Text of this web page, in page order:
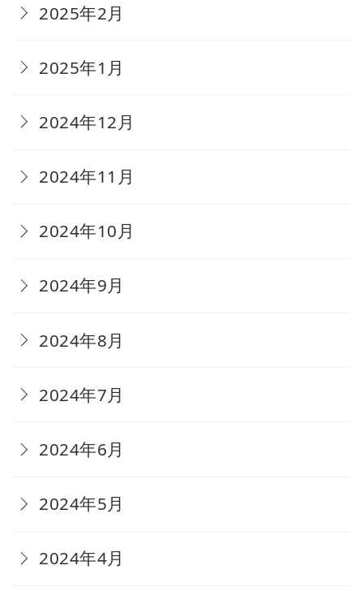
2025年2月
2025年1月
2024年12月
2024年11月
2024年10月
2024年9月
2024年8月
2024年7月
2024年6月
2024年5月
2024年4月